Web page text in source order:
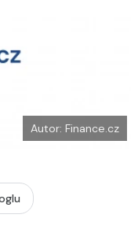
Autor: Finance.cz